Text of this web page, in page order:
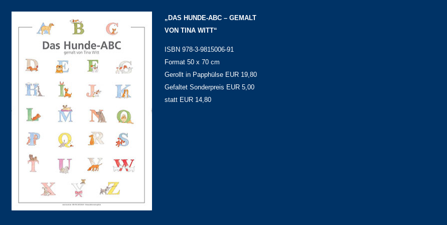
„DAS HUNDE-ABC – GEMALT
VON TINA WITT“
ISBN 978-3-9815006-91
Format 50 x 70 cm
Gerollt in Papphülse EUR 19,80
Gefaltet Sonderpreis EUR 5,00
statt EUR 14,80